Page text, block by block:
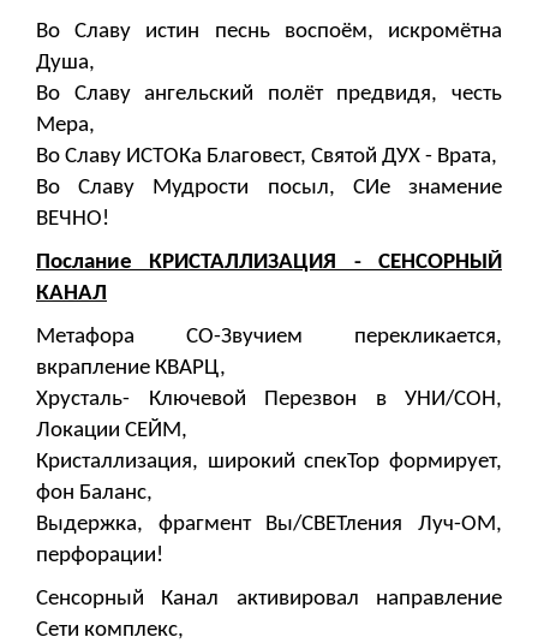
Во Славу истин песнь воспоём, искромётна
Душа,
Во Славу ангельский полёт предвидя, честь
Мера,
Во Славу ИСТОКа Благовест, Святой ДУХ - Врата,
Во Славу Мудрости посыл, СИе знамение
ВЕЧНО!
Послание КРИСТАЛЛИЗАЦИЯ - СЕНСОРНЫЙ
КАНАЛ
Метафора СО-Звучием перекликается,
вкрапление КВАРЦ,
Хрусталь- Ключевой Перезвон в УНИ/СОН,
Локации СЕЙМ,
Кристаллизация, широкий спекТор формирует,
фон Баланс,
Выдержка, фрагмент Вы/СВЕТления Луч-ОМ,
перфорации!
Сенсорный Канал активировал направление
Сети комплекс,